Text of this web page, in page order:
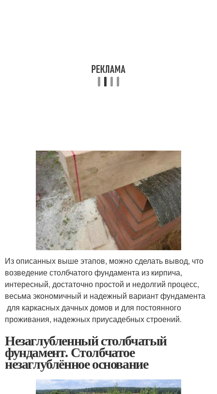
Из описанных выше этапов, можно сделать вывод, что
возведение столбчатого фундамента из кирпича,
интересный, достаточно простой и недолгий процесс,
весьма экономичный и надежный вариант фундамента
для каркасных дачных домов и для постоянного
проживания, надежных приусадебных строений.
Незаглубленный столбчатый
фундамент. Столбчатое
незаглублённое основание